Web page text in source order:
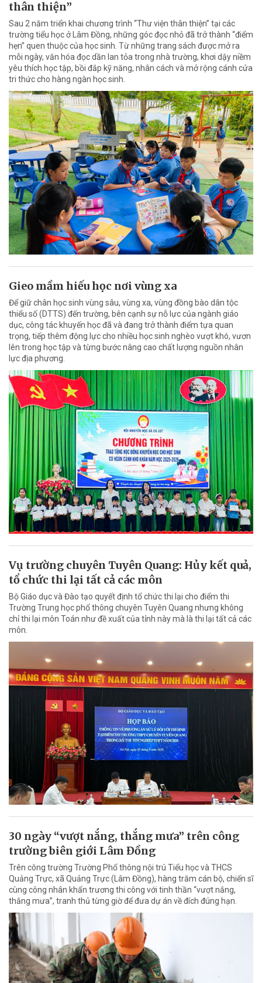
thân thiện”
Sau 2 năm triển khai chương trình “Thư viện thân thiện” tại các
trường tiểu học ở Lâm Đồng, những góc đọc nhỏ đã trở thành “điểm
hẹn” quen thuộc của học sinh. Từ những trang sách được mở ra
mỗi ngày, văn hóa đọc dần lan tỏa trong nhà trường, khơi dậy niềm
yêu thích học tập, bồi đắp kỹ năng, nhân cách và mở rộng cánh cửa
tri thức cho hàng ngàn học sinh.
Gieo mầm hiếu học nơi vùng xa
Để giữ chân học sinh vùng sâu, vùng xa, vùng đồng bào dân tộc
thiểu số (DTTS) đến trường, bên cạnh sự nỗ lực của ngành giáo
dục, công tác khuyến học đã và đang trở thành điểm tựa quan
trọng, tiếp thêm động lực cho nhiều học sinh nghèo vượt khó, vươn
lên trong học tập và từng bước nâng cao chất lượng nguồn nhân
lực địa phương.
Vụ trường chuyên Tuyên Quang: Hủy kết quả,
tổ chức thi lại tất cả các môn
Bộ Giáo dục và Đào tạo quyết định tổ chức thi lại cho điểm thi
Trường Trung học phổ thông chuyên Tuyên Quang nhưng không
chỉ thi lại môn Toán như đề xuất của tỉnh này mà là thi lại tất cả các
môn.
30 ngày “vượt nắng, thắng mưa” trên công
trường biên giới Lâm Đồng
Trên công trường Trường Phổ thông nội trú Tiểu học và THCS
Quảng Trực, xã Quảng Trực (Lâm Đồng), hàng trăm cán bộ, chiến sĩ
cùng công nhân khẩn trương thi công với tinh thần “vượt nắng,
thắng mưa”, tranh thủ từng giờ để đưa dự án về đích đúng hạn.